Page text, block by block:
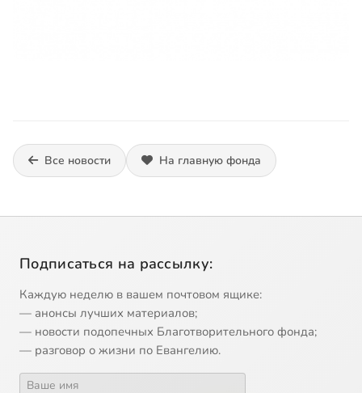
Все новости На главную фонда
Подписаться на рассылку:
Каждую неделю в вашем почтовом ящике:
— анонсы лучших материалов;
— новости подопечных Благотворительного фонда;
— разговор о жизни по Евангелию.